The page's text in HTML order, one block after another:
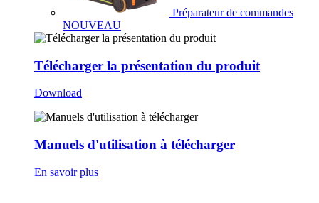
Préparateur de commandes
NOUVEAU
Télécharger la présentation du produit
Download
Manuels d'utilisation à télécharger
En savoir plus